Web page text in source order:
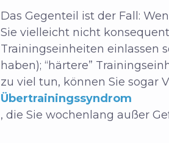
Das Gegenteil ist der Fall:
Sie vielleicht nicht
Trainingseinheiten einlassen
haben); “härtere”
zu viel tun, können Sie sogar
Übertrainingssyndrom
, die Sie wochenlang außer